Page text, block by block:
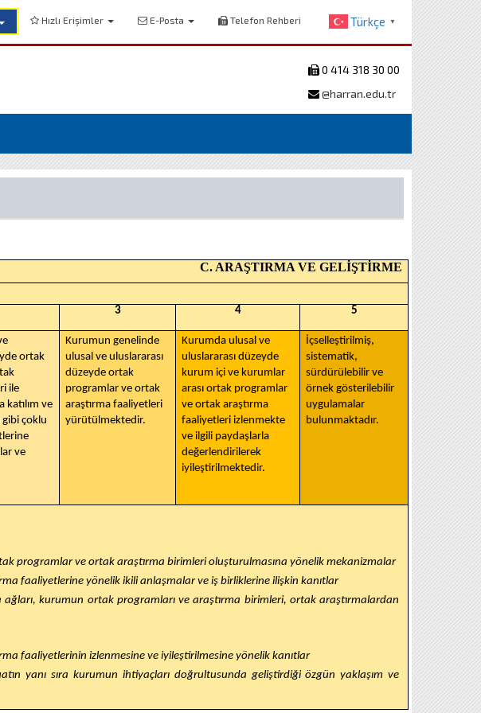
Hızlı Erişimler E-Posta Telefon Rehberi Türkçe ▼
0 414 318 30 00
@harran.edu.tr
C. ARAŞTIRMA VE GELİŞTİRME
3 4 5
ortak
ile
katılım ve
çoklu
ve
Kurumun genelinde
ulusal ve uluslararası
düzeyde ortak
programlar ve ortak
araştırma faaliyetleri
yürütülmektedir.
Kurumda ulusal ve
uluslararası düzeyde
kurum içi ve kurumlar
arası ortak programlar
ve ortak araştırma
faaliyetleri izlenmekte
ve ilgili paydaşlarla
değerlendirilerek
iyileştirilmektedir.
İçselleştirilmiş,
sistematik,
sürdürülebilir ve
örnek gösterilebilir
uygulamalar
bulunmaktadır.
programlar ve ortak araştırma birimleri oluşturulmasına yönelik mekanizmalar
faaliyetlerine yönelik ikili anlaşmalar ve iş birliklerine ilişkin kanıtlar
kurumun ortak programları ve araştırma birimleri, ortak araştırmalardan
faaliyetlerinin izlenmesine ve iyileştirilmesine yönelik kanıtlar
yanı sıra kurumun ihtiyaçları doğrultusunda geliştirdiği özgün yaklaşım ve